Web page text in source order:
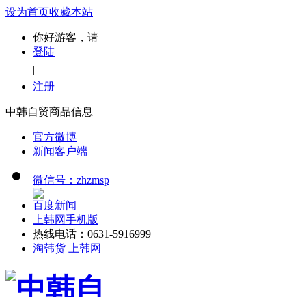
设为首页收藏本站
你好游客，请
登陆
|
注册
中韩自贸商品信息
官方微博
新闻客户端
微信号：zhzmsp
百度新闻
上韩网手机版
热线电话：0631-5916999
淘韩货 上韩网